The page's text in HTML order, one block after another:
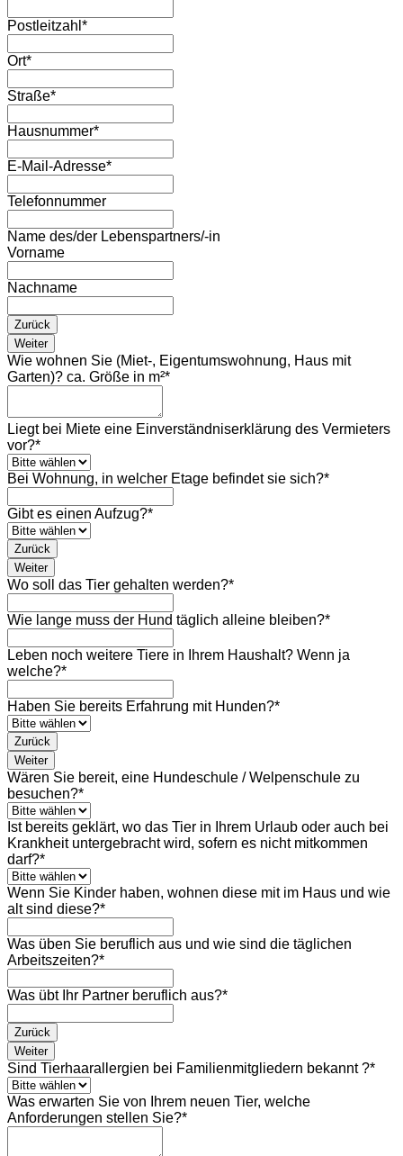
Postleitzahl *
Ort*
Straße*
Hausnummer*
E-Mail-Adresse*
Telefonnummer
Name des/der Lebenspartners/-in
Vorname
Nachname
Zurück
Weiter
Wie wohnen Sie (Miet-, Eigentumswohnung, Haus mit
Garten)? ca. Größe in m²*
Liegt bei Miete eine Einverständniserklärung des Vermieters
vor?*
Bei Wohnung, in welcher Etage befindet sie sich?*
Gibt es einen Aufzug?*
Zurück
Weiter
Wo soll das Tier gehalten werden?*
Wie lange muss der Hund täglich alleine bleiben?*
Leben noch weitere Tiere in Ihrem Haushalt? Wenn ja
welche?*
Haben Sie bereits Erfahrung mit Hunden?*
Zurück
Weiter
Wären Sie bereit, eine Hundeschule / Welpenschule zu
besuchen?*
Ist bereits geklärt, wo das Tier in Ihrem Urlaub oder auch bei
Krankheit untergebracht wird, sofern es nicht mitkommen
darf?*
Wenn Sie Kinder haben, wohnen diese mit im Haus und wie
alt sind diese?*
Was üben Sie beruflich aus und wie sind die täglichen
Arbeitszeiten?*
Was übt Ihr Partner beruflich aus?*
Zurück
Weiter
Sind Tierhaarallergien bei Familienmitgliedern bekannt ?*
Was erwarten Sie von Ihrem neuen Tier, welche
Anforderungen stellen Sie?*